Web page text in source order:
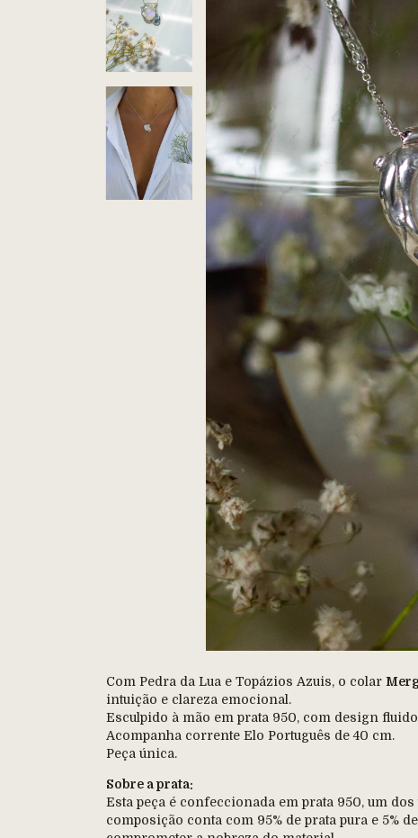
Com Pedra da Lua e Topázios Azuis, o colar
intuição e clareza emocional.
Esculpido à mão em prata 950, com design
Acompanha corrente Elo Português de 40 cm.
Peça única.
Sobre a prata:
Esta peça é confeccionada em prata 950, um
composição conta com 95% de prata pura e 5%